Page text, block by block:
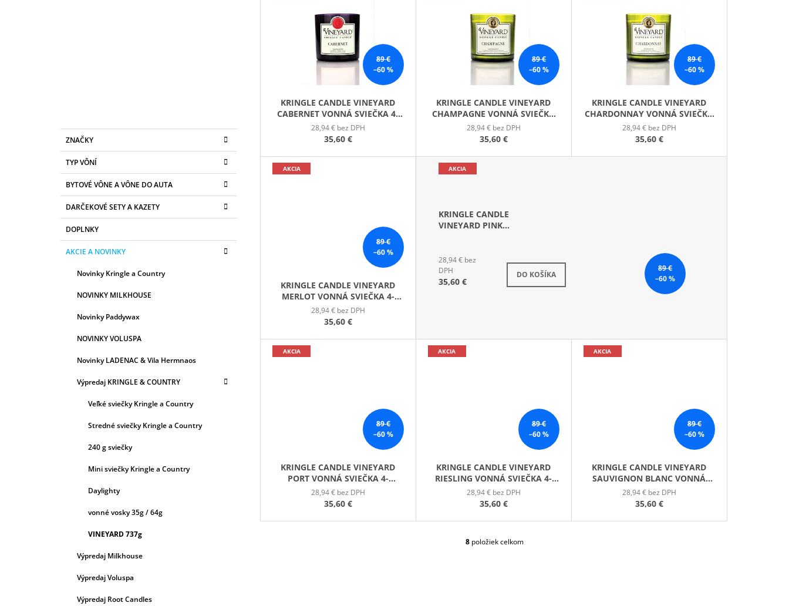
kategórie
K
A
T
G
Ó
R
E
ZNAČKY
TYP VÔNÍ
BYTOVÉ VÔNE A VÔNE DO AUTA
DARČEKOVÉ SETY A KAZETY
DOPLNKY
AKCIE A NOVINKY
Novinky Kringle a Country
NOVINKY MILKHOUSE
Novinky Paddywax
NOVINKY VOLUSPA
Novinky LADENAC & Vila Hermnaos
Výpredaj KRINGLE & COUNTRY
Veľké sviečky Kringle a Country
Stredné sviečky Kringle a Country
240 g sviečky
Mini sviečky Kringle a Country
Daylighty
vonné vosky 35g / 64g
VINEYARD 737g
Výpredaj Milkhouse
Výpredaj Voluspa
Výpredaj Root Candles
N
I
E
P
O
D
U
K
T
89 €
–60 %
KRINGLE CANDLE VINEYARD
CABERNET VONNÁ SVIEČKA 4-
KNÔTOVÁ (737 G)
28,94 € bez DPH
35,60 €
89 €
–60 %
KRINGLE CANDLE VINEYARD
CHAMPAGNE VONNÁ SVIEČKA
4-KNÔTOVÁ (737 G)
28,94 € bez DPH
35,60 €
89 €
–60 %
KRINGLE CANDLE VINEYARD
CHARDONNAY VONNÁ SVIEČKA
4-KNÔTOVÁ (737 G)
28,94 € bez DPH
35,60 €
89 €
–60 %
AKCIA
KRINGLE CANDLE VINEYARD
MERLOT VONNÁ SVIEČKA 4-
KNÔTOVÁ (737 G)
28,94 € bez DPH
35,60 €
89 €
–60 %
AKCIA
KRINGLE CANDLE
VINEYARD PINK
G)
28,94 € bez
DPH
35,60 €
DO KOŠÍKA
Skladom
89 €
–60 %
AKCIA
KRINGLE CANDLE VINEYARD
PORT VONNÁ SVIEČKA 4-
KNÔTOVÁ (737 G)
28,94 € bez DPH
35,60 €
89 €
–60 %
AKCIA
KRINGLE CANDLE VINEYARD
RIESLING VONNÁ SVIEČKA 4-
KNÔTOVÁ (737 G)
28,94 € bez DPH
35,60 €
89 €
–60 %
AKCIA
KRINGLE CANDLE VINEYARD
SAUVIGNON BLANC VONNÁ
SVIEČKA 4-KNÔTOVÁ (737 G)
28,94 € bez DPH
35,60 €
O
8položiek celkom
(18OZ / 510G)
51 €